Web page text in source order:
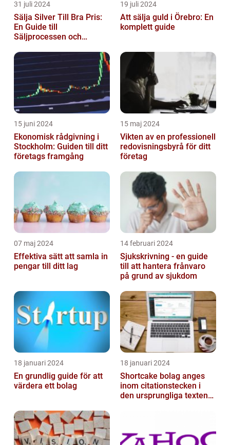
31 juli 2024
Sälja Silver Till Bra Pris:
En Guide till
Säljprocessen och
19 juli 2024
Att sälja guld i Örebro: En
komplett guide
15 juni 2024
Ekonomisk rådgivning i
Stockholm: Guiden till ditt
företags framgång
15 maj 2024
Vikten av en professionell
redovisningsbyrå för ditt
företag
07 maj 2024
Effektiva sätt att samla in
pengar till ditt lag
14 februari 2024
Sjukskrivning - en guide
till att hantera frånvaro
på grund av sjukdom
18 januari 2024
En grundlig guide för att
värdera ett bolag
18 januari 2024
Shortcake bolag anges
inom citationstecken i
den ursprungliga texten